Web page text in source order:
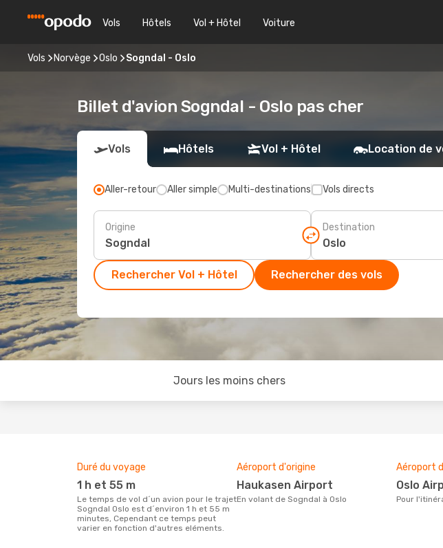
Vols Hôtels Vol + Hôtel Voiture
Vols Norvège Oslo Sogndal - Oslo
Billet d'avion Sogndal - Oslo pas cher
Vols Hôtels Vol + Hôtel Location de
Aller-retour Aller simple Multi-destinations Vols directs
Origine Destination
Rechercher Vol + Hôtel Rechercher des vols
Jours les moins chers
Duré du voyage
1 h et 55 m
Le temps de vol d´un avion pour le trajet
Sogndal Oslo est d´environ 1 h et 55 m
minutes, Cependant ce temps peut
varier en fonction d'autres eléments.
Aéroport d'origine
Haukasen Airport
En volant de Sogndal à Oslo
Aéroport
Oslo
Pour